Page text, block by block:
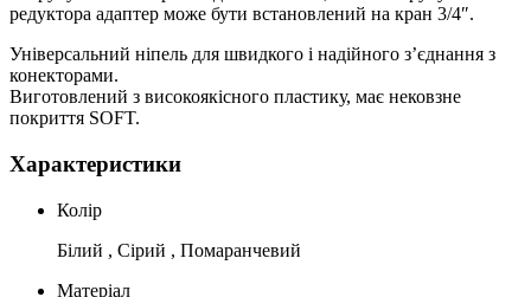
редуктора адаптер може бути встановлений на кран 3/4″.
Універсальний ніпель для швидкого і надійного з’єднання з
конекторами.
Виготовлений з високоякісного пластику, має нековзне
покриття SOFT.
Характеристики
Колір
Білий , Сірий , Помаранчевий
Матеріал